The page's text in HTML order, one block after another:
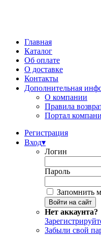
Главная
Каталог
Об оплате
О доставке
Контакты
Дополнительная
О компании
Правила
Портал
Регистрация
Вход▾
Логин
Пароль
Запомнить
Нет аккаунта?
Забыли свой